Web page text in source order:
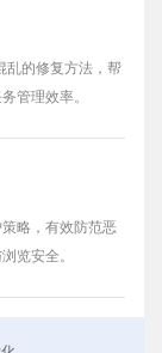
乱的修复方法，帮
管理效率。
略，有效防范恶
览安全。